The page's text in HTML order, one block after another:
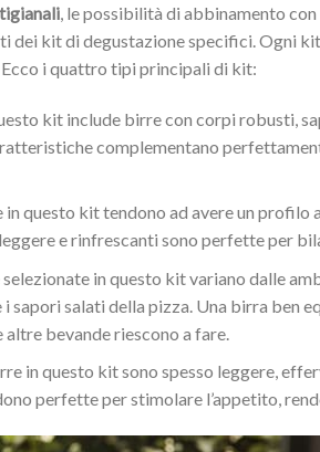
, le possibilità di abbinamento
dei kit di degustazione specifici. Ogni
i quattro tipi principali di kit:
kit include birre con corpi robusti,
complementano
in questo kit tendono ad avere un
e rinfrescanti sono perfette per
in questo kit variano dalle
sapori salati della pizza. Una birra ben
altre bevande riescono a fare.
in questo kit sono spesso leggere,
perfette per stimolare l’appetito,